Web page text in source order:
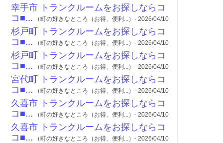
幸手市 トランクルームをお探しならコ
コ■... （町の好きなところ（お得、便利...）- 2026/04/10
杉戸町 トランクルームをお探しならコ
コ■... （町の好きなところ（お得、便利...）- 2026/04/10
杉戸町 トランクルームをお探しならコ
コ■... （町の好きなところ（お得、便利...）- 2026/04/10
宮代町 トランクルームをお探しならコ
コ■... （町の好きなところ（お得、便利...）- 2026/04/10
久喜市 トランクルームをお探しならコ
コ■... （町の好きなところ（お得、便利...）- 2026/04/10
久喜市 トランクルームをお探しならコ
コ■... （町の好きなところ（お得、便利...）- 2026/04/10